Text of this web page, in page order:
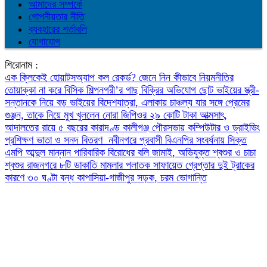
আমাদের সম্পর্কে
গোপনীয়তার নীতি
ব্যবহারের শর্তাবলি
যোগাযোগ
শিরোনাম :
এক ক্লিকেই হোয়াটসঅ্যাপ কল রেকর্ড? জেনে নিন কীভাবে নিয়মনীতির
তোয়াক্কা না করে বিসিক শিল্পনগরী’র গাছ বিক্রির অভিযোগ ছোট ভাইয়ের স্ত্রী-
সন্তানকে নিয়ে বড় ভাইয়ের বিদেশযাত্রা, এলাকায় চাঞ্চল্য যার সঙ্গে প্রেমের
গুঞ্জন, তাকে নিয়ে মুখ খুললেন নোরা জিপিওর ২৯ কোটি টাকা আত্মসাৎ,
আদালতের রায়ে ৫ বছরের কারাদণ্ড কালীগঞ্জ পৌরসভায় কম্পিউটার ও ড্রাইভিং
প্রশিক্ষণ ভাতা ও সনদ বিতরণ নবীনগরে প্রবাসী বিএনপির সংবর্ধনায় সিক্ত
এমপি আব্দুল মান্নান পারিবারিক বিরোধের বলি জামাই, অভিযুক্ত শ্বশুর ও চাচা
শ্বশুর রাজনগরে ৮টি ডাকাতি মামলার পলাতক সাফায়েত গ্রেপ্তার দুই ট্রাকের
কারণে ৩০ ঘণ্টা বন্ধ কাপাসিয়া-গাজীপুর সড়ক, চরম ভোগান্তি